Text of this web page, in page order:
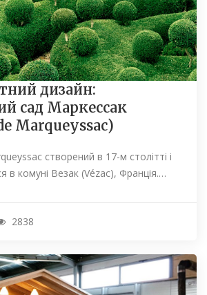
дизайн:
сад Маркессак
Marqueyssac)
створений в 17-м столітті і
в комуні Везак (Vézac), Франція.…
2838